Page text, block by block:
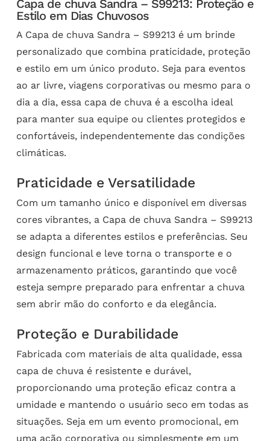
Capa de chuva Sandra – S99213: Proteção e
Estilo em Dias Chuvosos
A Capa de chuva Sandra – S99213 é um brinde
personalizado que combina praticidade, proteção
e estilo em um único produto. Seja para eventos
ao ar livre, viagens corporativas ou mesmo para o
dia a dia, essa capa de chuva é a escolha ideal
para manter sua equipe ou clientes protegidos e
confortáveis, independentemente das condições
climáticas.
Praticidade e Versatilidade
Com um tamanho único e disponível em diversas
cores vibrantes, a Capa de chuva Sandra – S99213
se adapta a diferentes estilos e preferências. Seu
design funcional e leve torna o transporte e o
armazenamento práticos, garantindo que você
esteja sempre preparado para enfrentar a chuva
sem abrir mão do conforto e da elegância.
Proteção e Durabilidade
Fabricada com materiais de alta qualidade, essa
capa de chuva é resistente e durável,
proporcionando uma proteção eficaz contra a
umidade e mantendo o usuário seco em todas as
situações. Seja em um evento promocional, em
uma ação corporativa ou simplesmente em um